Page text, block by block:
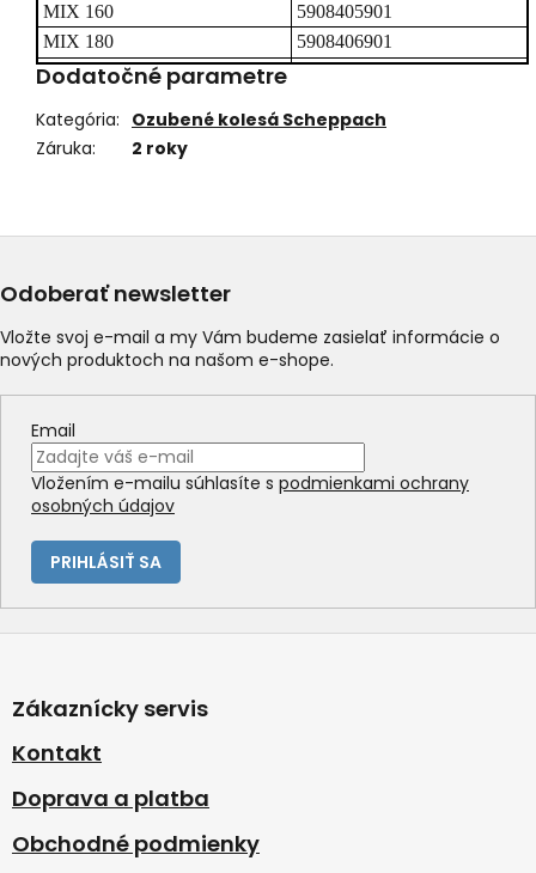
MIX 160
5908405901
MIX 180
5908406901
Dodatočné parametre
Kategória: Ozubené kolesá Scheppach
Záruka: 2 roky
Odoberať newsletter
Vložte svoj e-mail a my Vám budeme zasielať informácie o
nových produktoch na našom e-shope.
Email
Vložením e-mailu súhlasíte s podmienkami ochrany
osobných údajov
PRIHLÁSIŤ SA
p
ä
e
Zákaznícky servis
Kontakt
Doprava a platba
Obchodné podmienky